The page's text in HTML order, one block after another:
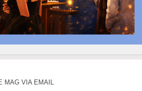
MAG VIA EMAIL